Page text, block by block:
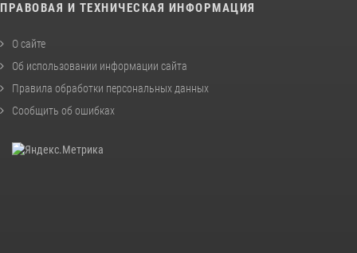
ПРАВОВАЯ И ТЕХНИЧЕСКАЯ ИНФОРМАЦИЯ
О сайте
Об использовании информации сайта
Правила обработки персональных данных
Сообщить об ошибках